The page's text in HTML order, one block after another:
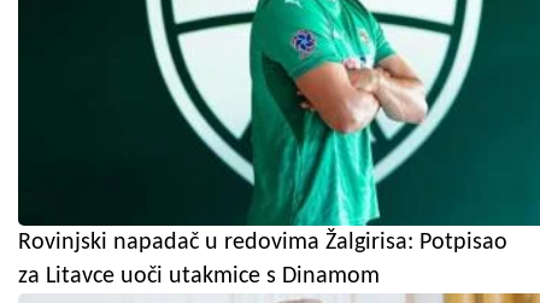
Rovinjski napadač u redovima Žalgirisa: Potpisao
za Litavce uoči utakmice s Dinamom